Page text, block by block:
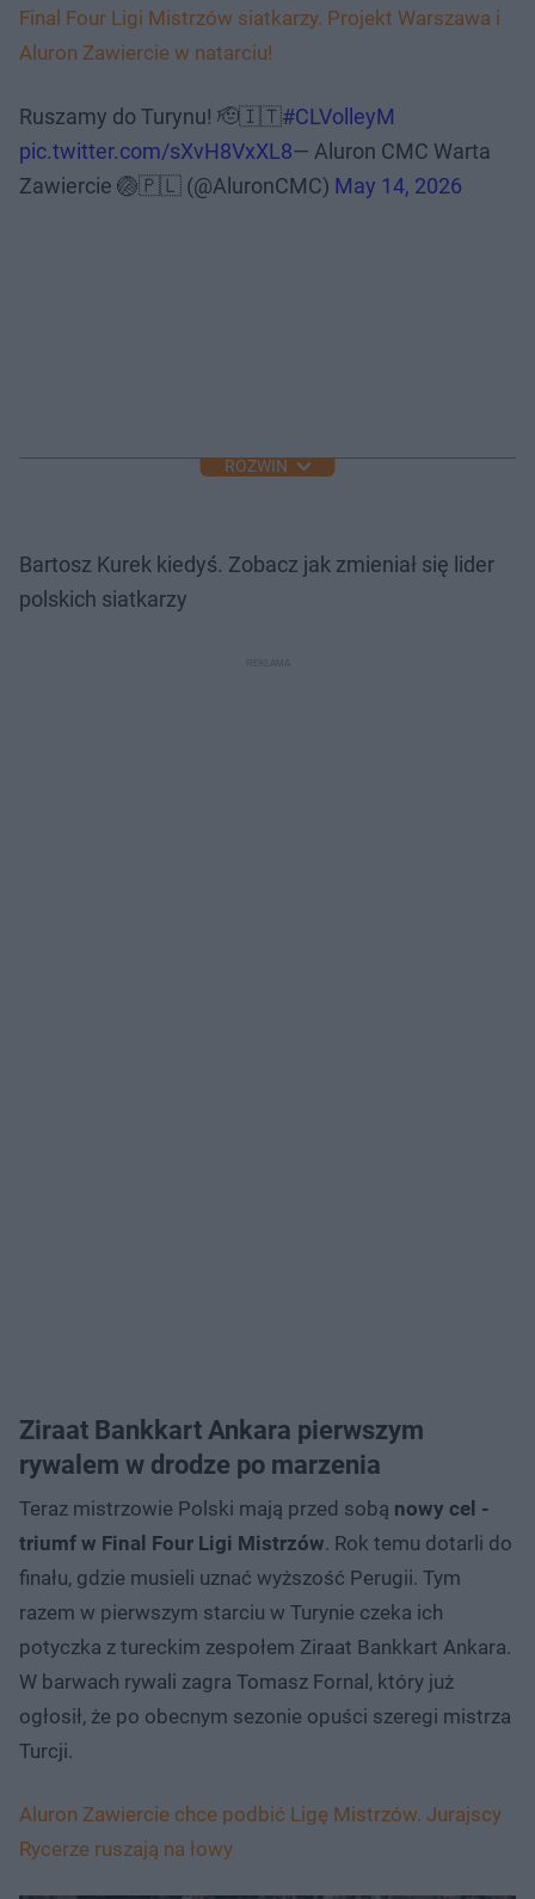
Final Four Ligi Mistrzów siatkarzy. Projekt Warszawa i
Aluron Zawiercie w natarciu!
Ruszamy do Turynu! 🫡🇮🇹#CLVolleyM
pic.twitter.com/sXvH8VxXL8— Aluron CMC Warta
Zawiercie 🏐🇵🇱 (@AluronCMC) May 14, 2026
ROZWIŃ
Bartosz Kurek kiedyś. Zobacz jak zmieniał się lider
polskich siatkarzy
Ziraat Bankkart Ankara pierwszym
rywalem w drodze po marzenia
Teraz mistrzowie Polski mają przed sobą nowy cel -
triumf w Final Four Ligi Mistrzów. Rok temu dotarli do
finału, gdzie musieli uznać wyższość Perugii. Tym
razem w pierwszym starciu w Turynie czeka ich
potyczka z tureckim zespołem Ziraat Bankkart Ankara.
W barwach rywali zagra Tomasz Fornal, który już
ogłosił, że po obecnym sezonie opuści szeregi mistrza
Turcji.
Aluron Zawiercie chce podbić Ligę Mistrzów. Jurajscy
Rycerze ruszają na łowy